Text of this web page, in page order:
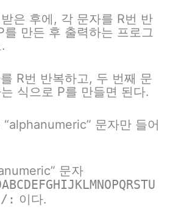
은 후에, 각 문자를 R번 반
를 만든 후 출력하는 프로그
R번 반복하고, 두 번째 문
식으로 P를 만들면 된다.
문자만 들어
문자
: 이다.